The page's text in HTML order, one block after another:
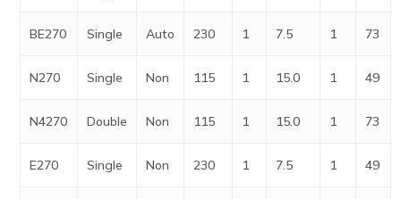
BE270 Single Auto 230 1 7.5 1 73
N270 Single Non 115 1 15.0 1 49
N4270 Double Non 115 1 15.0 1 73
E270 Single Non 230 1 7.5 1 49